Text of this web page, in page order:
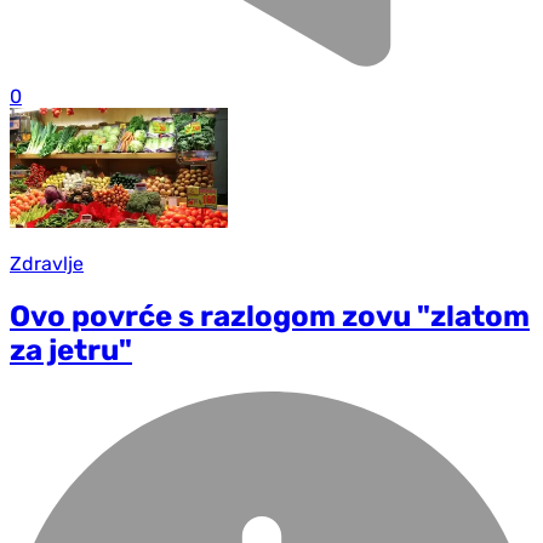
0
Zdravlje
Ovo povrće s razlogom zovu "zlatom
za jetru"